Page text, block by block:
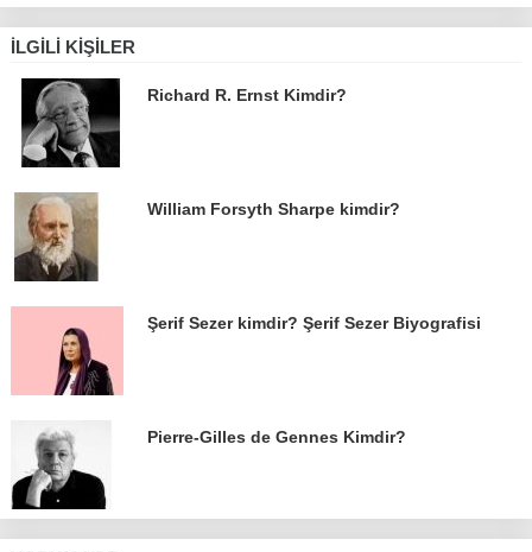
İLGILI KIŞILER
Richard R. Ernst Kimdir?
William Forsyth Sharpe kimdir?
Şerif Sezer kimdir? Şerif Sezer Biyografisi
Pierre-Gilles de Gennes Kimdir?